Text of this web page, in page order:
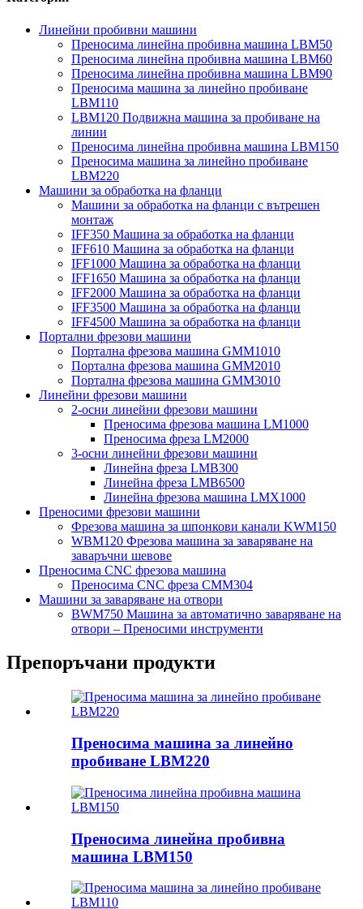
Линейни пробивни машини
Преносима линейна пробивна машина LBM50
Преносима линейна пробивна машина LBM60
Преносима линейна пробивна машина LBM90
Преносима машина за линейно пробиване
LBM110
LBM120 Подвижна машина за пробиване на
линии
Преносима линейна пробивна машина LBM150
Преносима машина за линейно пробиване
LBM220
Машини за обработка на фланци
Машини за обработка на фланци с вътрешен
монтаж
IFF350 Машина за обработка на фланци
IFF610 Машина за обработка на фланци
IFF1000 Машина за обработка на фланци
IFF1650 Машина за обработка на фланци
IFF2000 Машина за обработка на фланци
IFF3500 Машина за обработка на фланци
IFF4500 Машина за обработка на фланци
Портални фрезови машини
Портална фрезова машина GMM1010
Портална фрезова машина GMM2010
Портална фрезова машина GMM3010
Линейни фрезови машини
2-осни линейни фрезови машини
Преносима фрезова машина LM1000
Преносима фреза LM2000
3-осни линейни фрезови машини
Линейна фреза LMB300
Линейна фреза LMB6500
Линейна фрезова машина LMX1000
Преносими фрезови машини
Фрезова машина за шпонкови канали KWM150
WBM120 Фрезова машина за заваряване на
заваръчни шевове
Преносима CNC фрезова машина
Преносима CNC фреза CMM304
Машини за заваряване на отвори
BWM750 Машина за автоматично заваряване на
отвори – Преносими инструменти
Препоръчани продукти
Преносима машина за линейно
пробиване LBM220
Преносима линейна пробивна
машина LBM150